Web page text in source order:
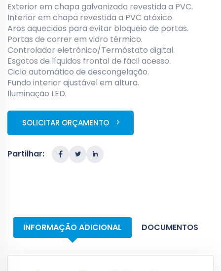
Exterior em chapa galvanizada revestida a PVC.
Interior em chapa revestida a PVC atóxico.
Aros aquecidos para evitar bloqueio de portas.
Portas de correr em vidro térmico.
Controlador eletrónico/Termóstato digital.
Esgotos de líquidos frontal de fácil acesso.
Ciclo automático de descongelação.
Fundo interior ajustável em altura.
Iluminação LED.
SOLICITAR ORÇAMENTO
Partilhar:
INFORMAÇÃO ADICIONAL DOCUMENTOS